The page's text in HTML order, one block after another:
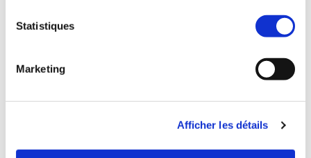
Statistiques
Marketing
Afficher les détails